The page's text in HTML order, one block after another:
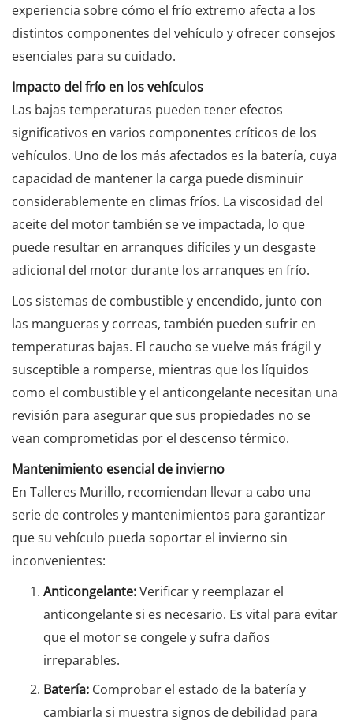
experiencia sobre cómo el frío extremo afecta a los
distintos componentes del vehículo y ofrecer consejos
esenciales para su cuidado.
Impacto del frío en los vehículos
Las bajas temperaturas pueden tener efectos
significativos en varios componentes críticos de los
vehículos. Uno de los más afectados es la batería, cuya
capacidad de mantener la carga puede disminuir
considerablemente en climas fríos. La viscosidad del
aceite del motor también se ve impactada, lo que
puede resultar en arranques difíciles y un desgaste
adicional del motor durante los arranques en frío.
Los sistemas de combustible y encendido, junto con
las mangueras y correas, también pueden sufrir en
temperaturas bajas. El caucho se vuelve más frágil y
susceptible a romperse, mientras que los líquidos
como el combustible y el anticongelante necesitan una
revisión para asegurar que sus propiedades no se
vean comprometidas por el descenso térmico.
Mantenimiento esencial de invierno
En Talleres Murillo, recomiendan llevar a cabo una
serie de controles y mantenimientos para garantizar
que su vehículo pueda soportar el invierno sin
inconvenientes:
Anticongelante:Verificar y reemplazar el
anticongelante si es necesario. Es vital para evitar
que el motor se congele y sufra daños
irreparables.
Batería: Comprobar el estado de la batería y
cambiarla si muestra signos de debilidad para